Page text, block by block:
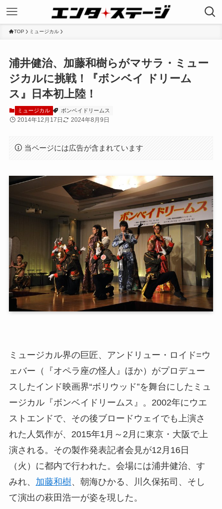
TOP ミュージカル
浦井健治、加藤和樹らがマサラ・ミュー
ジカルに挑戦！『ボンベイ ドリーム
ス』日本初上陸！
ミュージカル ボンベイドリームス
2014年12月17日 2024年8月9日
当ページには広告が含まれています
ミュージカル界の巨匠、アンドリュー・ロイド=ウ
ェバー（『オペラ座の怪人』ほか）がプロデュー
スしたインド映画界“ボリウッド”を舞台にしたミュ
ージカル『ボンベイドリームス』。2002年にウエ
ストエンドで、その後ブロードウェイでも上演さ
れた人気作が、2015年1月～2月に東京・大阪で上
演される。その製作発表記者会見が12月16日
（火）に都内で行われた。会場には浦井健治、す
みれ、 加藤和樹、朝海ひかる、川久保拓司、そし
て演出の萩田浩一が姿を現した。